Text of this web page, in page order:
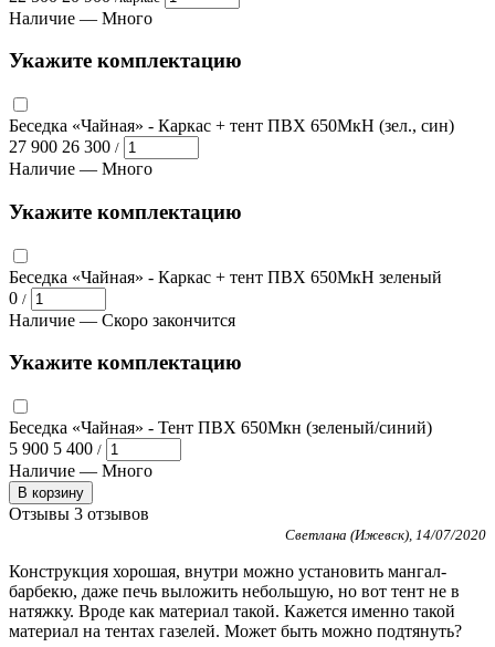
Наличие — Много
Укажите комплектацию
Беседка «Чайная» - Каркас + тент ПВХ 650МкН (зел., син)
27 900 26 300 /
Наличие — Много
Укажите комплектацию
Беседка «Чайная» - Каркас + тент ПВХ 650МкН зеленый
0 /
Наличие — Скоро закончится
Укажите комплектацию
Беседка «Чайная» - Тент ПВХ 650Мкн (зеленый/синий)
5 900 5 400 /
Наличие — Много
В корзину
Отзывы 3 отзывов
Светлана (Ижевск), 14/07/2020
Конструкция хорошая, внутри можно установить мангал-
барбекю, даже печь выложить небольшую, но вот тент не в
натяжку. Вроде как материал такой. Кажется именно такой
материал на тентах газелей. Может быть можно подтянуть?